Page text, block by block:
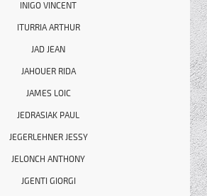
INIGO VINCENT
ITURRIA ARTHUR
JAD JEAN
JAHOUER RIDA
JAMES LOIC
JEDRASIAK PAUL
JEGERLEHNER JESSY
JELONCH ANTHONY
JGENTI GIORGI